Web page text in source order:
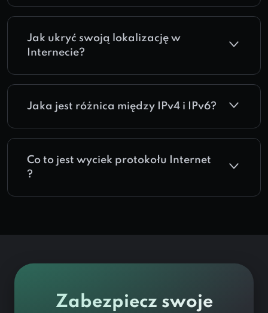
Jak ukryć swoją lokalizację w
Internecie?
Jaka jest różnica między IPv4 i IPv6?
Co to jest wyciek protokołu Internet
?
Zabezpiecz swoje